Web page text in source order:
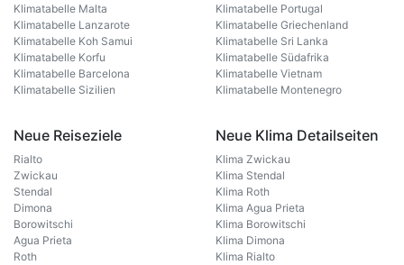
Klimatabelle Malta
Klimatabelle Lanzarote
Klimatabelle Koh Samui
Klimatabelle Korfu
Klimatabelle Barcelona
Klimatabelle Sizilien
Klimatabelle Portugal
Klimatabelle Griechenland
Klimatabelle Sri Lanka
Klimatabelle Südafrika
Klimatabelle Vietnam
Klimatabelle Montenegro
Neue Reiseziele
Rialto
Zwickau
Stendal
Dimona
Borowitschi
Agua Prieta
Roth
Neue Klima Detailseiten
Klima Zwickau
Klima Stendal
Klima Roth
Klima Agua Prieta
Klima Borowitschi
Klima Dimona
Klima Rialto